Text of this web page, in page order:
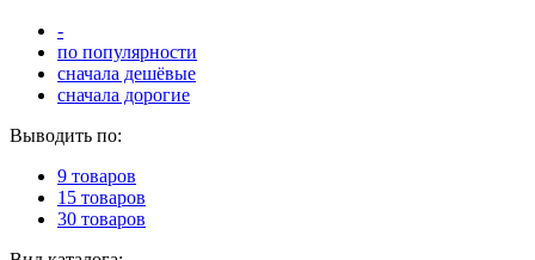
-
по популярности
сначала дешёвые
сначала дорогие
Выводить по:
9 товаров
15 товаров
30 товаров